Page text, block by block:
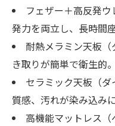
フェザー＋高反発
発力を両立し、長時間
耐熱メラミン天板
き取りが簡単で衛生的。
セラミック天板（
質感、汚れが染み込み
高機能マットレス